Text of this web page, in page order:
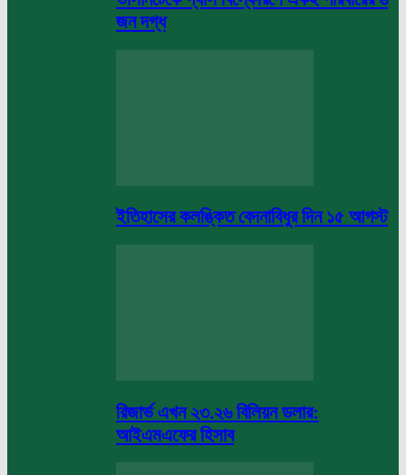
জন দগ্ধ
ইতিহাসের কলঙ্কিত বেদনাবিধুর দিন ১৫ আগস্ট
রিজার্ভ এখন ২৩.২৬ বিলিয়ন ডলার:
আইএমএফের হিসাব